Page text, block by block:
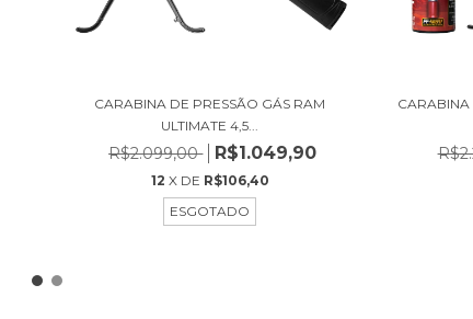
CARABINA DE PRESSÃO GÁS RAM
ULTIMATE 4,5...
R$2.099,00 R$1.049,90
12 X DE R$106,40
ESGOTADO
CARABINA